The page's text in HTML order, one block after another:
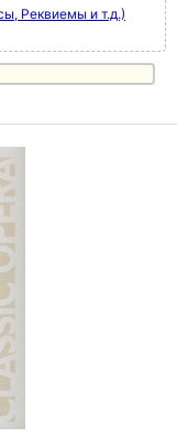
Реквиемы и т.д.)